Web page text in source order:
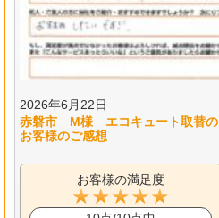
2026年6月22日
赤磐市 M様 エコキュート取替の
お客様のご感想
お客様の満足度